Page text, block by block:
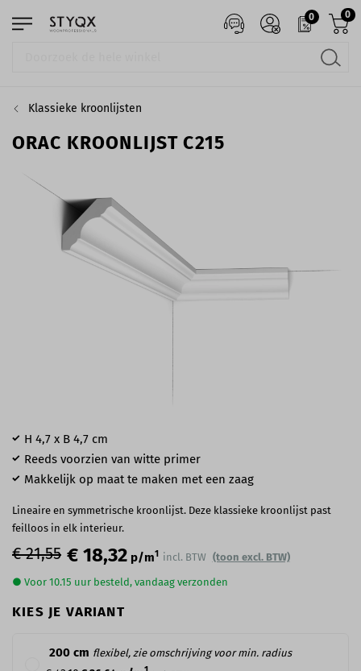
0 0
Klassieke kroonlijsten
ORAC KROONLIJST C215
€ 21,55 € 18,32 p/m1 incl. BTW (toon excl. BTW)
● Voor 10.15 uur besteld, vandaag verzonden
KIES JE VARIANT
200 cm flexibel, zie omschrijving voor min. radius
H 4,7 x B 4,7 cm
Reeds voorzien van witte primer
Makkelijk op maat te maken met een zaag
Lineaire en symmetrische kroonlijst. Deze klassieke kroonlijst past
feilloos in elk interieur.